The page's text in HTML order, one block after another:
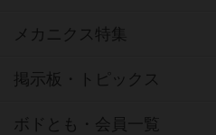
メカニクス特集
掲示板・トピックス
ボドとも・会員一覧